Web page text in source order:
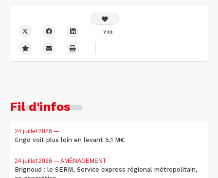
733
Fil d'infos
24 juillet 2026 —
Engo voit plus loin en levant 5,1 M€
24 juillet 2026 — AMÉNAGEMENT
Brignoud : le SERM, Service express régional métropolitain,